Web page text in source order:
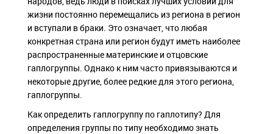
жизни постоянно перемещались из региона в регион
и вступали в браки. Это означает, что любая
конкретная страна или регион будут иметь наиболее
распространенные материнские и отцовские
гаплогруппы. Однако к ним часто привязываются и
некоторые другие, более редкие для этого региона,
гаплогруппы.
Как определить гаплогруппу по гаплотипу? Для
определения группы по типу необходимо знать